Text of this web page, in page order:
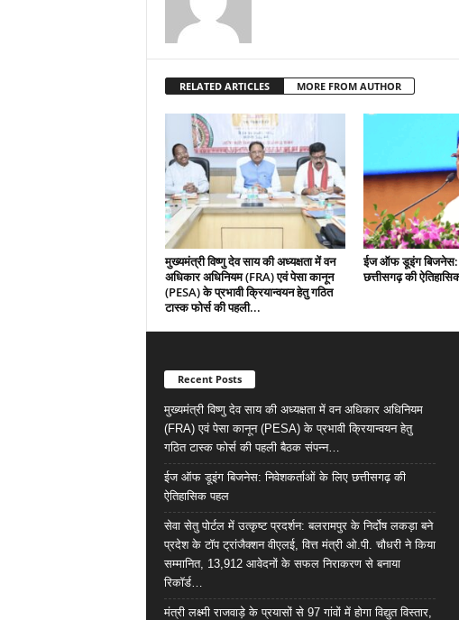
RELATED ARTICLES MORE FROM AUTHOR
मुख्यमंत्री विष्णु देव साय की अध्यक्षता में वन
अधिकार अधिनियम (FRA) एवं पेसा कानून
(PESA) के प्रभावी क्रियान्वयन हेतु गठित
टास्क फोर्स की पहली...
ईज ऑफ डूइंग बिजनेस:
छत्तीसगढ़ की
Recent Posts
मुख्यमंत्री विष्णु देव साय की अध्यक्षता में वन अधिकार अधिनियम
(FRA) एवं पेसा कानून (PESA) के प्रभावी क्रियान्वयन हेतु
गठित टास्क फोर्स की पहली बैठक संपन्न…
ईज ऑफ डूइंग बिजनेस: निवेशकर्ताओं के लिए छत्तीसगढ़ की
ऐतिहासिक पहल
सेवा सेतु पोर्टल में उत्कृष्ट प्रदर्शन: बलरामपुर के निर्दोष लकड़ा बने
प्रदेश के टॉप ट्रांजैक्शन वीएलई, वित्त मंत्री ओ.पी. चौधरी ने किया
सम्मानित, 13,912 आवेदनों के सफल निराकरण से बनाया
रिकॉर्ड…
मंत्री लक्ष्मी राजवाड़े के प्रयासों से 97 गांवों में होगा विद्युत विस्तार,